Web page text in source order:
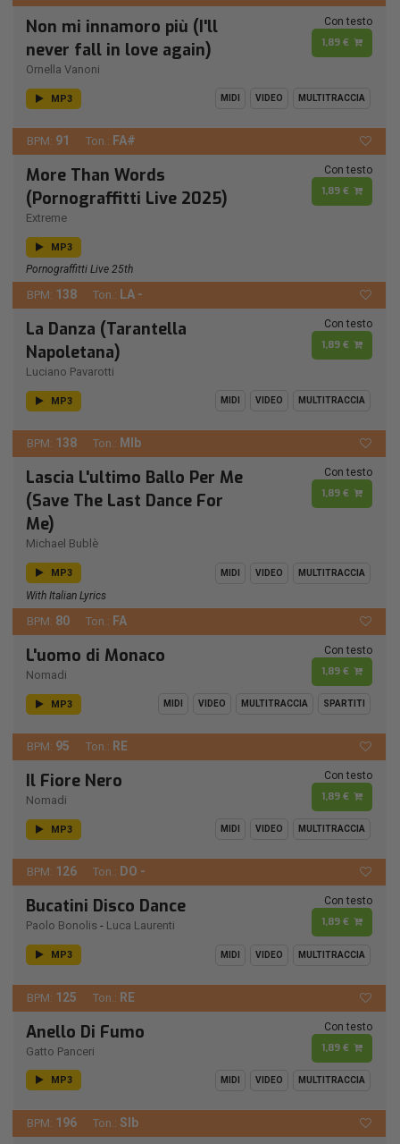
Non mi innamoro più (I'll
never fall in love again)
Ornella Vanoni
Con testo
1,89 €
MP3 MIDI VIDEO MULTITRACCIA
BPM: 91 Ton.: FA#
More Than Words
(Pornograffitti Live 2025)
Extreme
Con testo
1,89 €
MP3
Pornograffitti Live 25th
BPM: 138 Ton.: LA -
La Danza (Tarantella
Napoletana)
Luciano Pavarotti
Con testo
1,89 €
MP3 MIDI VIDEO MULTITRACCIA
BPM: 138 Ton.: MIb
Lascia L'ultimo Ballo Per Me
(Save The Last Dance For
Me)
Michael Bublè
Con testo
1,89 €
MP3 MIDI VIDEO MULTITRACCIA
With Italian Lyrics
BPM: 80 Ton.: FA
L'uomo di Monaco
Nomadi
Con testo
1,89 €
MP3 MIDI VIDEO MULTITRACCIA SPARTITI
BPM: 95 Ton.: RE
Il Fiore Nero
Nomadi
Con testo
1,89 €
MP3 MIDI VIDEO MULTITRACCIA
BPM: 126 Ton.: DO -
Bucatini Disco Dance
Paolo Bonolis - Luca Laurenti
Con testo
1,89 €
MP3 MIDI VIDEO MULTITRACCIA
BPM: 125 Ton.: RE
Anello Di Fumo
Gatto Panceri
Con testo
1,89 €
MP3 MIDI VIDEO MULTITRACCIA
BPM: 196 Ton.: SIb